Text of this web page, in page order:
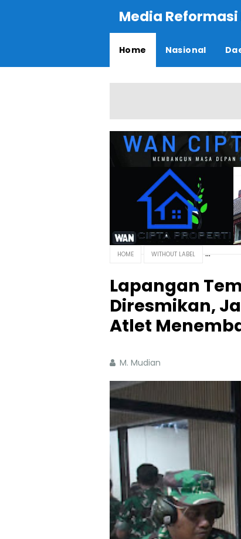
Media
Home Nasional
HOME WITHOUT LABEL
Lapangan
Diresmikan,
Atlet
M. Mudian